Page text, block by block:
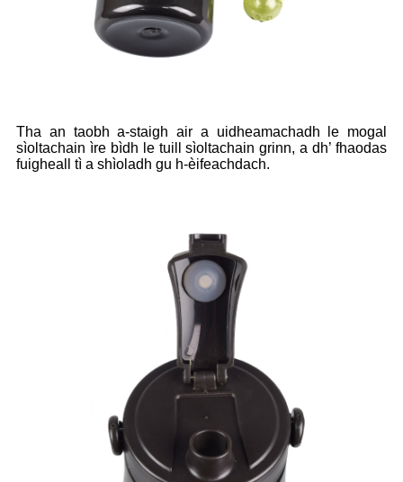
Tha an taobh a-staigh air a uidheamachadh le mogal
sìoltachain ìre bìdh le tuill sìoltachain grinn, a dh’ fhaodas
fuigheall tì a shìoladh gu h-èifeachdach.